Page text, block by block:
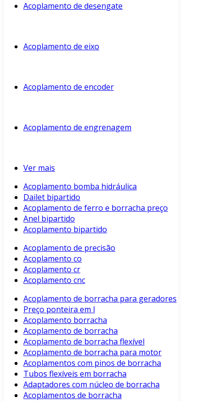
Acoplamento de desengate
Acoplamento de eixo
Acoplamento de encoder
Acoplamento de engrenagem
Ver mais
Acoplamento bomba hidráulica
Dailet bipartido
Acoplamento de ferro e borracha preço
Anel bipartido
Acoplamento bipartido
Acoplamento de precisão
Acoplamento co
Acoplamento cr
Acoplamento cnc
Acoplamento de borracha para geradores
Preço ponteira em l
Acoplamento borracha
Acoplamento de borracha
Acoplamento de borracha flexível
Acoplamento de borracha para motor
Acoplamentos com pinos de borracha
Tubos flexíveis em borracha
Adaptadores com núcleo de borracha
Acoplamentos de borracha